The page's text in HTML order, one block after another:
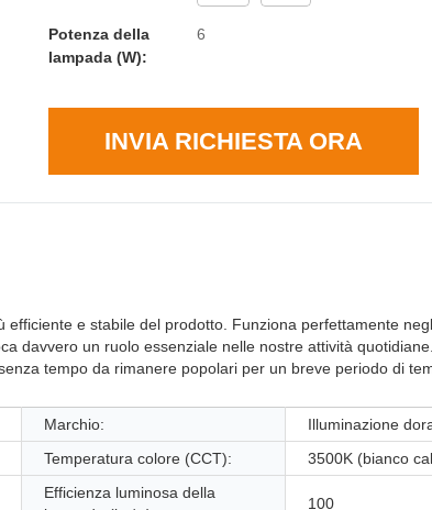
Potenza della
lampada (W):
6
INVIA RICHIESTA ORA
e stabile del prodotto. Funziona perfettamente
davvero un ruolo essenziale nelle nostre attività
tempo da rimanere popolari per un breve periodo di
Marchio:
Illuminazione
Temperatura colore (CCT): 3500K (bianco
Efficienza luminosa della
100